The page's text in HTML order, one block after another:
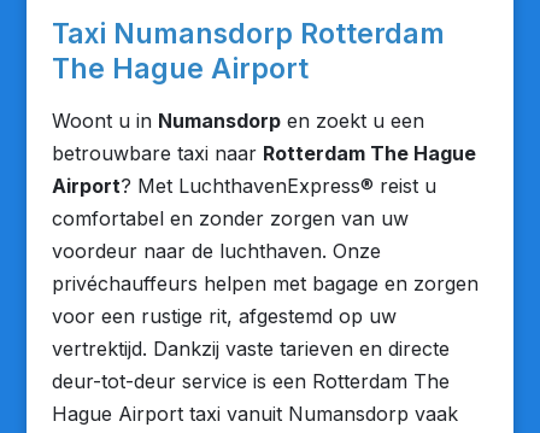
Taxi Numansdorp Rotterdam
The Hague Airport
Woont u in Numansdorpen zoekt u een
betrouwbare taxi naar Rotterdam The Hague
Airport? Met LuchthavenExpress® reist u
comfortabel en zonder zorgen van uw
voordeur naar de luchthaven. Onze
privéchauffeurs helpen met bagage en zorgen
voor een rustige rit, afgestemd op uw
vertrektijd. Dankzij vaste tarieven en directe
deur-tot-deur service is een Rotterdam The
Hague Airport taxi vanuit Numansdorp vaak